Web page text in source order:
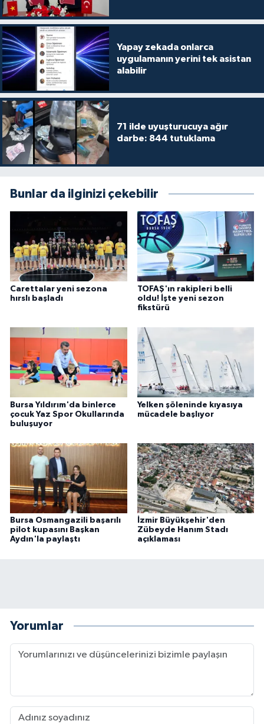
Yapay zekada onlarca
uygulamanın yerini tek asistan
alabilir
71 ilde uyuşturucuya ağır
darbe: 844 tutuklama
Bunlar da ilginizi çekebilir
Carettalar yeni sezona
hırslı başladı
TOFAŞ'ın rakipleri belli
oldu! İşte yeni sezon
fikstürü
Bursa Yıldırım'da binlerce
çocuk Yaz Spor Okullarında
buluşuyor
Yelken şöleninde kıyasıya
mücadele başlıyor
Bursa Osmangazili başarılı
pilot kupasını Başkan
Aydın'la paylaştı
İzmir Büyükşehir'den
Zübeyde Hanım Stadı
açıklaması
Yorumlar